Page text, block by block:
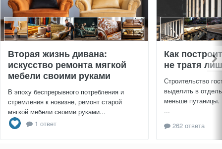
Вторая жизнь дивана:
искусство ремонта мягкой
мебели своими руками
В эпоху беспрерывного потребления и
стремления к новизне, ремонт старой
мягкой мебели своими руками...
1 ответ
Как
не тратя
Строительство
выделить в
меньше путаницы.
...
262 ответа